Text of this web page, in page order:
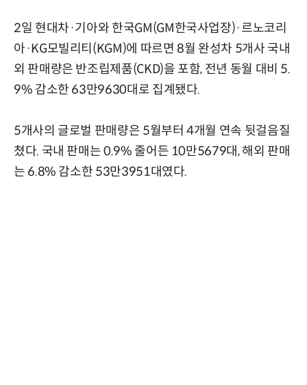
2일 현대차·기아와 한국GM(GM한국사업장)·르노코리
아·KG모빌리티(KGM)에 따르면 8월 완성차 5개사 국내
외 판매량은 반조립제품(CKD)을 포함, 전년 동월 대비 5.
9% 감소한 63만9630대로 집계됐다.
5개사의 글로벌 판매량은 5월부터 4개월 연속 뒷걸음질
쳤다. 국내 판매는 0.9% 줄어든 10만5679대, 해외 판매
는 6.8% 감소한 53만3951대였다.